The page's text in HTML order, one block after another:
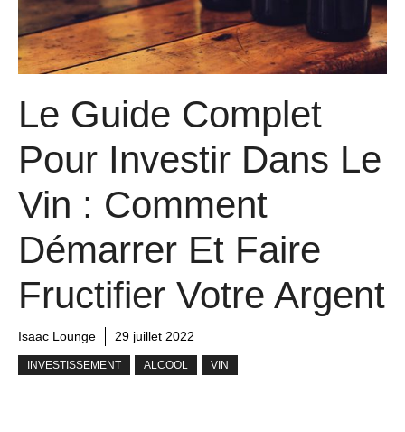
Le Guide Complet
Pour Investir Dans Le
Vin : Comment
Démarrer Et Faire
Fructifier Votre Argent
Isaac Lounge 29 juillet 2022
INVESTISSEMENT ALCOOL VIN